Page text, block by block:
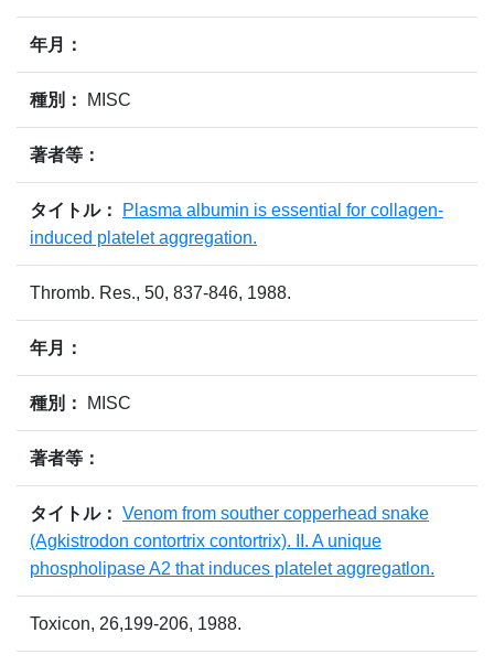
年月：
種別： MISC
著者等：
タイトル：
Plasma albumin is essential for collagen-
induced platelet aggregation.
Thromb. Res., 50, 837-846, 1988.
年月：
種別： MISC
著者等：
タイトル： Venom from souther copperhead snake
(Agkistrodon contortrix contortrix). II. A unique
phospholipase A2 that induces platelet aggregatlon.
Toxicon, 26,199-206, 1988.